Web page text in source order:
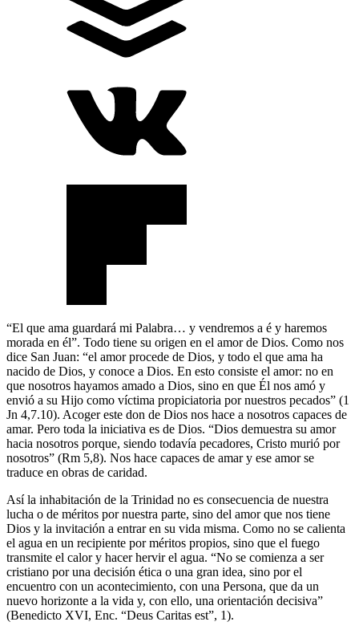
“El que ama guardará mi Palabra… y vendremos a é y haremos
morada en él”. Todo tiene su origen en el amor de Dios. Como nos
dice San Juan: “el amor procede de Dios, y todo el que ama ha
nacido de Dios, y conoce a Dios. En esto consiste el amor: no en
que nosotros hayamos amado a Dios, sino en que Él nos amó y
envió a su Hijo como víctima propiciatoria por nuestros pecados” (1
Jn 4,7.10). Acoger este don de Dios nos hace a nosotros capaces de
amar. Pero toda la iniciativa es de Dios. “Dios demuestra su amor
hacia nosotros porque, siendo todavía pecadores, Cristo murió por
nosotros” (Rm 5,8). Nos hace capaces de amar y ese amor se
traduce en obras de caridad.
Así la inhabitación de la Trinidad no es consecuencia de nuestra
lucha o de méritos por nuestra parte, sino del amor que nos tiene
Dios y la invitación a entrar en su vida misma. Como no se calienta
el agua en un recipiente por méritos propios, sino que el fuego
transmite el calor y hacer hervir el agua. “No se comienza a ser
cristiano por una decisión ética o una gran idea, sino por el
encuentro con un acontecimiento, con una Persona, que da un
nuevo horizonte a la vida y, con ello, una orientación decisiva”
(Benedicto XVI, Enc. “Deus Caritas est”, 1).